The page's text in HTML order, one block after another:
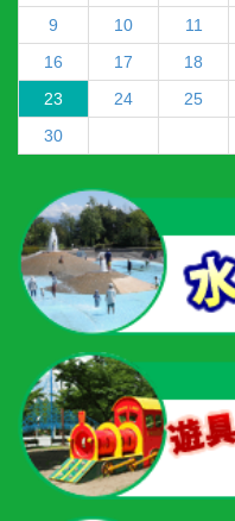
9 10 11
16
17 18
23
24 25
30